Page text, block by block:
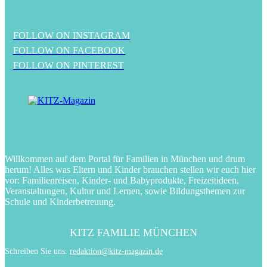
FOLLOW ON INSTAGRAM
FOLLOW ON FACEBOOK
FOLLOW ON PINTEREST
Willkommen auf dem Portal für Familien in München und drum
herum! Alles was Eltern und Kinder brauchen stellen wir euch hier
vor: Familienreisen, Kinder- und Babyprodukte, Freizeitideen,
Veranstaltungen, Kultur und Lernen, sowie Bildungsthemen zur
Schule und Kinderbetreuung.
KITZ FAMILIE MÜNCHEN
Schreiben Sie uns: redaktion@kitz-magazin.de